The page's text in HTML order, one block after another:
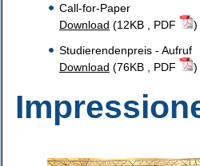
Call-for-Paper
Download (12KB , PDF
)
Studierendenpreis - Aufruf
Download (76KB , PDF )